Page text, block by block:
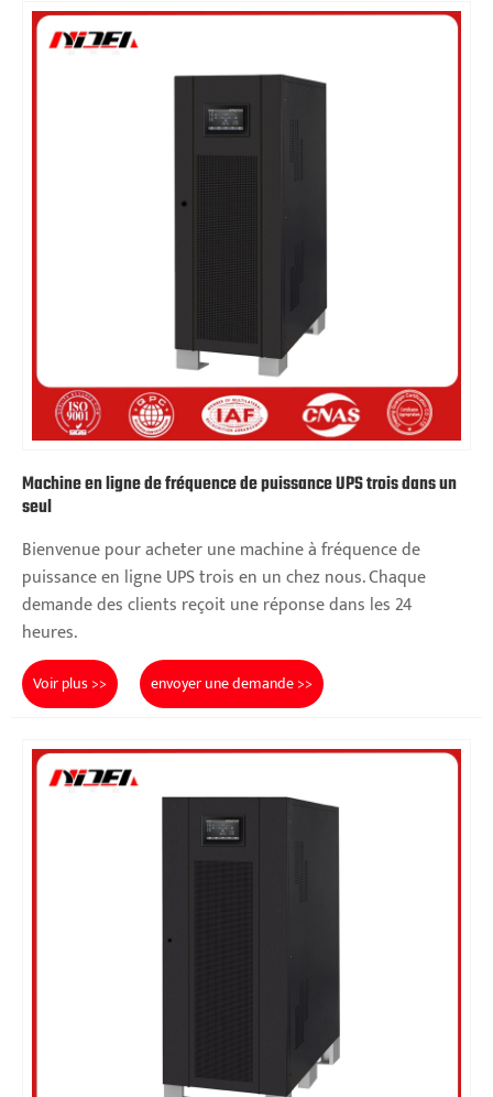
Machine en ligne de fréquence de puissance UPS trois dans un
seul
Bienvenue pour acheter une machine à fréquence de
puissance en ligne UPS trois en un chez nous. Chaque
demande des clients reçoit une réponse dans les 24
heures.
Voir plus >> envoyer une demande >>